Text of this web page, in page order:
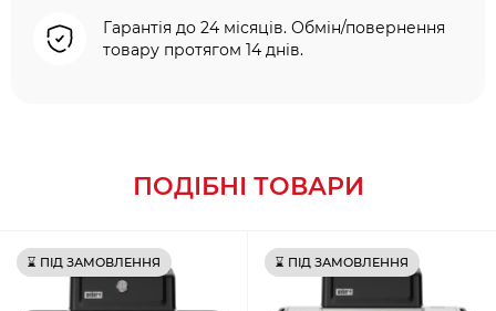
Гарантія до 24 місяців. Обмін/повернення
товару протягом 14 днів.
ПОДІБНІ ТОВАРИ
⌛ ПІД ЗАМОВЛЕННЯ ⌛ ПІД ЗАМОВЛЕННЯ